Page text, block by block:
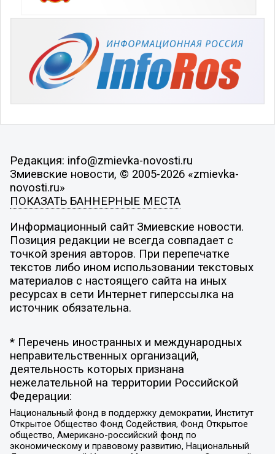
Редакция: info@zmievka-novosti.ru
Змиевские новости, © 2005-2026 «zmievka-
novosti.ru»
ПОКАЗАТЬ БАННЕРНЫЕ МЕСТА
Информационный сайт Змиевские новости.
Позиция редакции не всегда совпадает с
точкой зрения авторов. При перепечатке
текстов либо ином использовании текстовых
материалов с настоящего сайта на иных
ресурсах в сети Интернет гиперссылка на
источник обязательна.
* Перечень иностранных и международных
неправительственных организаций,
деятельность которых признана
нежелательной на территории Российской
Федерации:
Национальный фонд в поддержку демократии, Институт
Открытое Общество Фонд Содействия, Фонд Открытое
общество, Американо-российский фонд по
экономическому и правовому развитию, Национальный